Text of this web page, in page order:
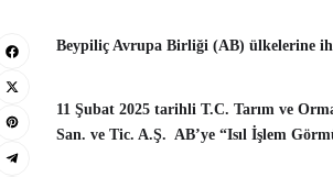
Beypiliç Avrupa Birliği (AB) ülkelerine
11 Şubat 2025 tarihli T.C. Tarım ve
San. ve Tic. A.Ş. AB’ye “Isıl İşlem